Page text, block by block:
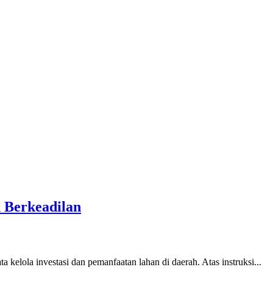
Berkeadilan
investasi dan pemanfaatan lahan di daerah. Atas instruksi...